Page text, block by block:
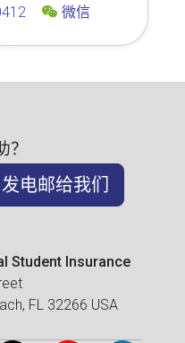
微信
？
发电邮给我们
Student Insurance
FL 32266 USA